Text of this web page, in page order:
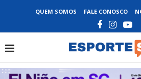
QUEM SOMOS FALE CONOSCO